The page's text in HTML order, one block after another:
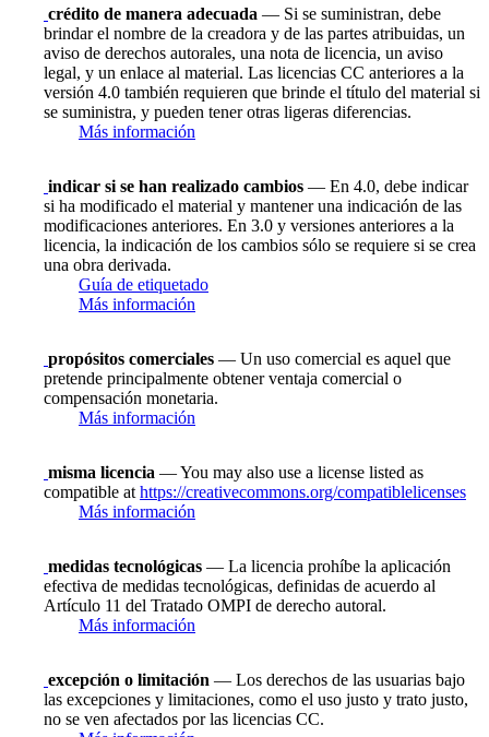
crédito de manera adecuada — Si se suministran, debe
brindar el nombre de la creadora y de las partes atribuidas, un
aviso de derechos autorales, una nota de licencia, un aviso
legal, y un enlace al material. Las licencias CC anteriores a la
versión 4.0 también requieren que brinde el título del material si
se suministra, y pueden tener otras ligeras diferencias.
Más información
indicar si se han realizado cambios — En 4.0, debe indicar
si ha modificado el material y mantener una indicación de las
modificaciones anteriores. En 3.0 y versiones anteriores a la
licencia, la indicación de los cambios sólo se requiere si se crea
una obra derivada.
Guía de etiquetado
Más información
propósitos comerciales — Un uso comercial es aquel que
pretende principalmente obtener ventaja comercial o
compensación monetaria.
Más información
misma licencia — You may also use a license listed as
compatible at https://creativecommons.org/compatiblelicenses
Más información
medidas tecnológicas — La licencia prohíbe la aplicación
efectiva de medidas tecnológicas, definidas de acuerdo al
Artículo 11 del Tratado OMPI de derecho autoral.
Más información
excepción o limitación — Los derechos de las usuarias bajo
las excepciones y limitaciones, como el uso justo y trato justo,
no se ven afectados por las licencias CC.